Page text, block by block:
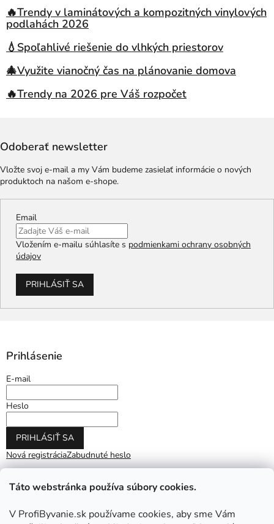
Táto webstránka používa súbory cookies.
V ProfiByvanie.sk používame cookies, aby sme Vám
🔥Trendy v laminátových a kompozitných vinylových
podlahách 2026
💧Spoľahlivé riešenie do vlhkých priestorov
🎄Využite vianočný čas na plánovanie domova
🔥Trendy na 2026 pre Váš rozpočet
Odoberať newsletter
Vložte svoj e-mail a my Vám budeme zasielať informácie o nových
produktoch na našom e-shope.
Email
Vložením e-mailu súhlasíte s podmienkami ochrany osobných
údajov
PRIHLÁSIŤ SA
Prihlásenie
E-mail
Heslo
PRIHLÁSIŤ SA
Nová registráciaZabudnuté heslo